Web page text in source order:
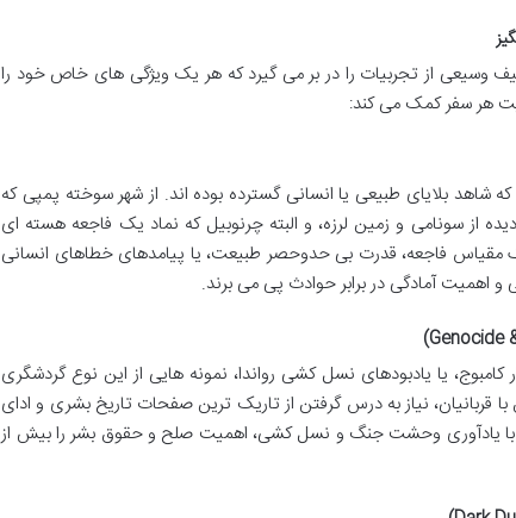
وسیعی از تجربیات را در بر می گیرد که هر یک ویژگی های خاص خود را
هر سفر کمک می کند:
شاهد بلایای طبیعی یا انسانی گسترده بوده اند. از شهر سوخته پمپی که
از سونامی و زمین لرزه، و البته چرنوبیل که نماد یک فاجعه هسته ای
مقیاس فاجعه، قدرت بی حدوحصر طبیعت، یا پیامدهای خطاهای انسانی
اهمیت آمادگی در برابر حوادث پی می برند.
یا یادبودهای نسل کشی رواندا، نمونه هایی از این نوع گردشگری
نیاز به درس گرفتن از تاریک ترین صفحات تاریخ بشری و ادای
با یادآوری وحشت جنگ و نسل کشی، اهمیت صلح و حقوق بشر را بیش از